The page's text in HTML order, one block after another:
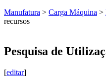
Manufatura > Carga Máquina >
recursos
Pesquisa de
[editar]